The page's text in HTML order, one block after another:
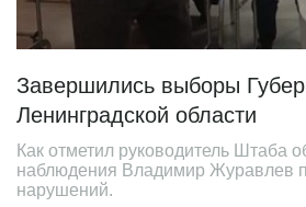
Завершились выборы
Ленинградской области
Как отметил руководитель Штаба
наблюдения Владимир Журавлев
нарушений.